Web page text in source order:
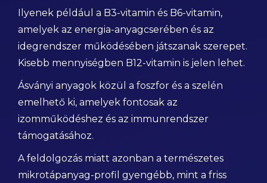
Ilyenek például a B3-vitamin és B6-vitamin,
amelyek az energia-anyagcserében és az
idegrendszer működésében játszanak szerepet.
Kisebb mennyiségben B12-vitamin is jelen lehet.
Ásványi anyagok közül a foszfor és a szelén
emelhető ki, amelyek fontosak az
izomműködéshez és az immunrendszer
támogatásához.
A feldolgozás miatt azonban a természetes
mikrotápanyag-profil gyengébb, mint a friss